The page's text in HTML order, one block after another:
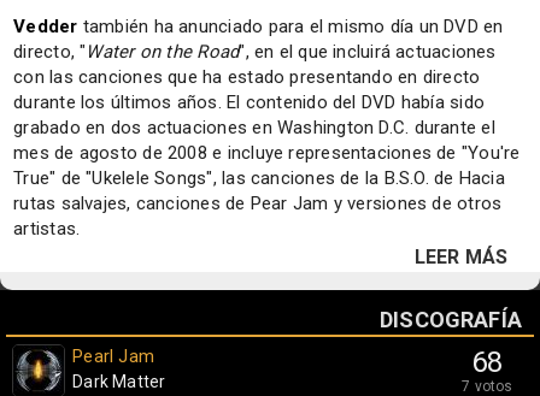
Vedder también ha anunciado para el mismo día un DVD en
directo, " Water on the Road", en el que incluirá actuaciones
con las canciones que ha estado presentando en directo
durante los últimos años. El contenido del DVD había sido
grabado en dos actuaciones en Washington D.C. durante el
mes de agosto de 2008 e incluye representaciones de "You're
True" de "Ukelele Songs", las canciones de la B.S.O. de Hacia
rutas salvajes, canciones de Pear Jam y versiones de otros
artistas.
LEER MÁS
DISCOGRAFÍA
68
7 votos
Pearl Jam
Dark Matter